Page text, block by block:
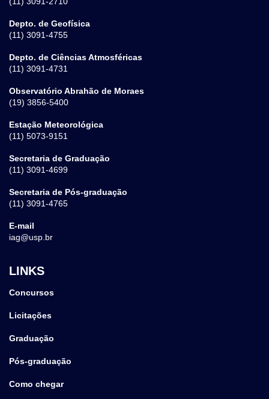
Depto. de Geofísica
(11) 3091-4755
Depto. de Ciências Atmosféricas
(11) 3091-4731
Observatório Abrahão de Moraes
(19) 3856-5400
Estação Meteorológica
(11) 5073-9151
Secretaria de Graduação
(11) 3091-4699
Secretaria de Pós-graduação
(11) 3091-4765
E-mail
iag@usp.br
LINKS
Concursos
Licitações
Graduação
Pós-graduação
Como chegar